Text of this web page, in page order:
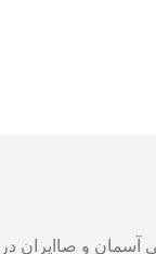
آسمان و صاایران در